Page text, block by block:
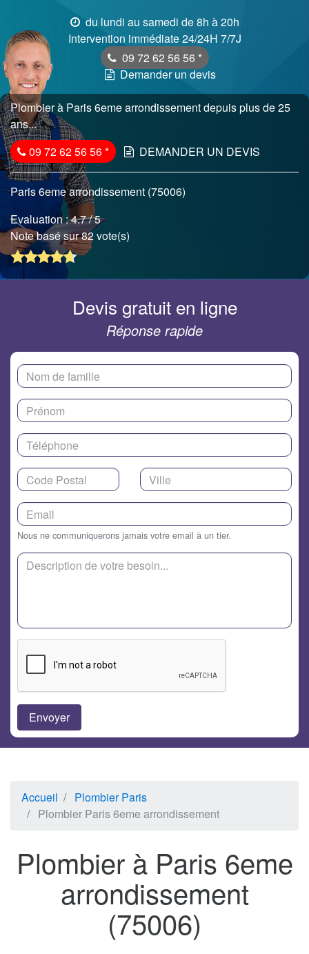
du lundi au samedi de 8h à 20h
Intervention immédiate 24/24H 7/7J
09 72 62 56 56 *
Demander un devis
Plombier à Paris 6eme arrondissement depuis plus de 25
ans...
09 72 62 56 56* DEMANDER UN DEVIS
Paris 6eme arrondissement (75006)
Evaluation :4.7/ 5
Note basé sur 82 vote(s)
Devis gratuit en ligne
Réponse rapide
Nous ne communiquerons jamais votre email à un tier.
Accueil
Plombier Paris
Plombier Paris 6eme arrondissement
Plombier à Paris 6eme
arrondissement
(75006)